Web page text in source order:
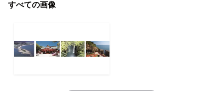
すべての画像